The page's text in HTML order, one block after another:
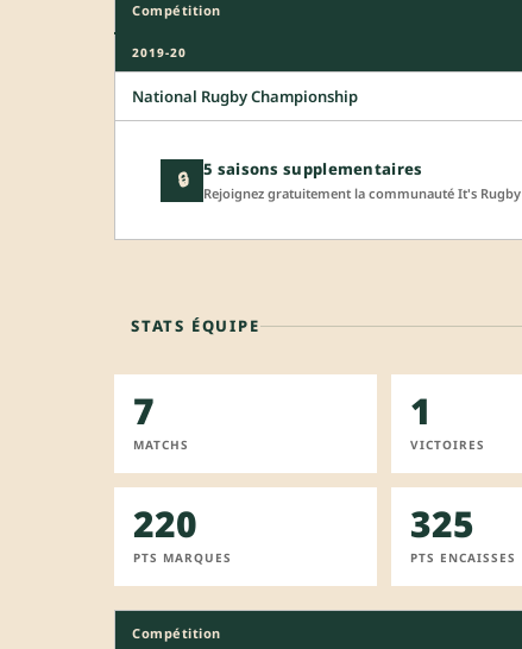
Compétition
2019-20
National Rugby Championship
🔒 5 saisons supplementaires
Rejoignez gratuitement la communauté It's
STATS ÉQUIPE
7
MATCHS
1
VICTOIRES
220
PTS MARQUES
325
PTS ENCAISSES
Compétition